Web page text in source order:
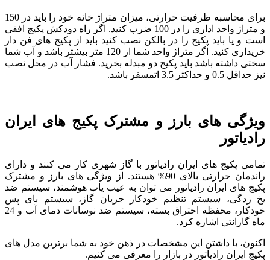
برای محاسبه ظرفیت حرارتی، میزان متراژ خانه خود را باید در 150
و متراژ واحد اداری را در 100 ضرب کنید. اگر راه دودکش پکیج افقی
است و یا باید پکیج را در بالکن نصب کنید باید از پکیج های فن دار
خریداری کنید. اگر متراژ واحد شما از 120 متر بیشتر باشد و آب شما
سختی داشته باشد باید پکیج دو مبدله بخرید. فشار آب در محل نصب
نیز حداقل 0.5 و حداکثر 3.5 اتمسفر باشد.
ویژگی های بارز و مشترک پکیج های ایران
رادیاتور
تمامی پکیج های ایران رادیاتور با گاز شهری کار می کنند و دارای
راندمان حرارتی بالای 90% هستند. از ویژگی های بارز و مشترک
پکیج های ایران رادیاتور می توان به عیب یاب هوشمند، سیستم ضد
یخ زدگی، سیستم تنظیم خودکار جریان گاز، سیستم بای پس
خودکار، محفظه احتراق بسته، سیستم ضد نوسانات دمای آب و 24
ماه گارانتی اشاره کرد.
اکنون، با داشتن این مشخصات در ذهن خود به شما برترین مدل های
پکیج ایران رادیاتور در بازار را معرفی می کنیم.